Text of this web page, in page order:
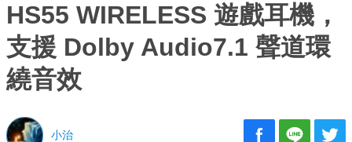
HS55 WIRELESS 遊戲耳機，
支援 Dolby Audio7.1 聲道環
繞音效
小治